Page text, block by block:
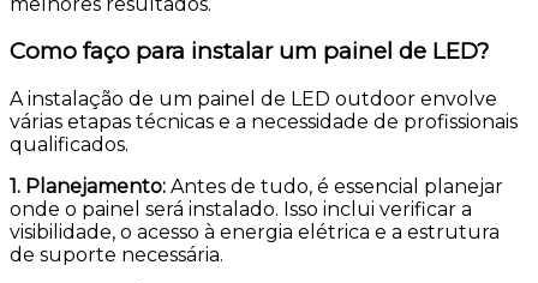
Como faço para instalar um painel de LED?
A instalação de um painel de LED outdoor envolve
várias etapas técnicas e a necessidade de profissionais
qualificados.
1. Planejamento: Antes de tudo, é essencial planejar
onde o painel será instalado. Isso inclui verificar a
visibilidade, o acesso à energia elétrica e a estrutura
de suporte necessária.